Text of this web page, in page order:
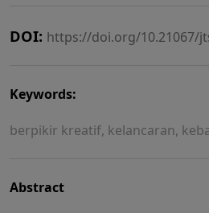
DOI: https://doi.org/10.21067/
Keywords:
berpikir kreatif, kelancaran,
Abstract